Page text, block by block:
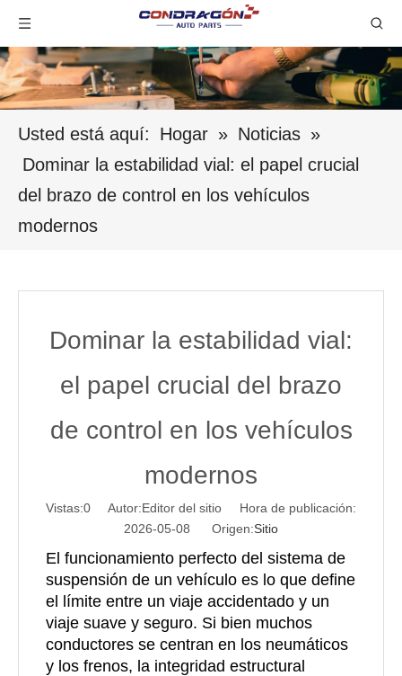
Usted está aquí: Hogar » Noticias »
Dominar la estabilidad vial: el papel crucial
del brazo de control en los vehículos
modernos
Dominar la estabilidad vial:
el papel crucial del brazo
de control en los vehículos
modernos
Vistas:0 Autor:Editor del sitio Hora de publicación:
2026-05-08 Origen:Sitio
El funcionamiento perfecto del sistema de
suspensión de un vehículo es lo que define
el límite entre un viaje accidentado y un
viaje suave y seguro. Si bien muchos
conductores se centran en los neumáticos
y los frenos, la integridad estructural